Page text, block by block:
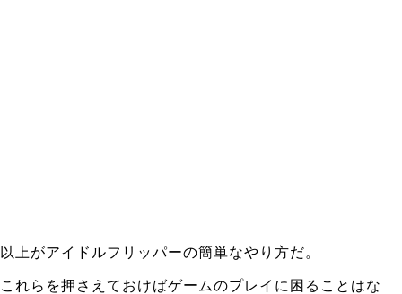
以上がアイドルフリッパーの簡単なやり方だ。
これらを押さえておけばゲームのプレイに困ることはな